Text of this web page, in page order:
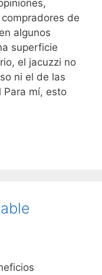
de
algunos
superficie
el jacuzzi no
ni el de las
Para mí, esto